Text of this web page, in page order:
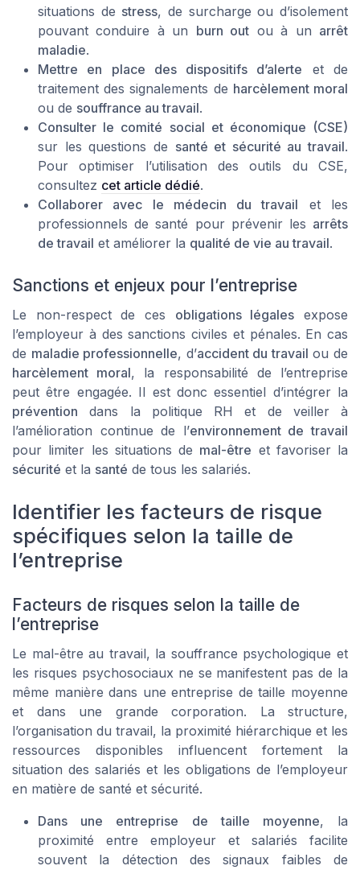
situations de stress, de surcharge ou d’isolement
pouvant conduire à un burn out ou à un arrêt
maladie.
Mettre en place des dispositifs d’alerte et de
traitement des signalements de harcèlement moral
ou de souffrance au travail.
Consulter le comité social et économique (CSE)
sur les questions de santé et sécurité au travail.
Pour optimiser l’utilisation des outils du CSE,
consultez cet article dédié.
Collaborer avec le médecin du travail et les
professionnels de santé pour prévenir les arrêts
de travail et améliorer la qualité de vie au travail.
Sanctions et enjeux pour l’entreprise
Le non-respect de ces obligations légales expose
l’employeur à des sanctions civiles et pénales. En cas
de maladie professionnelle, d’accident du travail ou de
harcèlement moral, la responsabilité de l’entreprise
peut être engagée. Il est donc essentiel d’intégrer la
prévention dans la politique RH et de veiller à
l’amélioration continue de l’environnement de travail
pour limiter les situations de mal-être et favoriser la
sécurité et la santé de tous les salariés.
Identifier les facteurs de risque
spécifiques selon la taille de
l’entreprise
Facteurs de risques selon la taille de
l’entreprise
Le mal-être au travail, la souffrance psychologique et
les risques psychosociaux ne se manifestent pas de la
même manière dans une entreprise de taille moyenne
et dans une grande corporation. La structure,
l’organisation du travail, la proximité hiérarchique et les
ressources disponibles influencent fortement la
situation des salariés et les obligations de l’employeur
en matière de santé et sécurité.
Dans une entreprise de taille moyenne, la
proximité entre employeur et salariés facilite
souvent la détection des signaux faibles de